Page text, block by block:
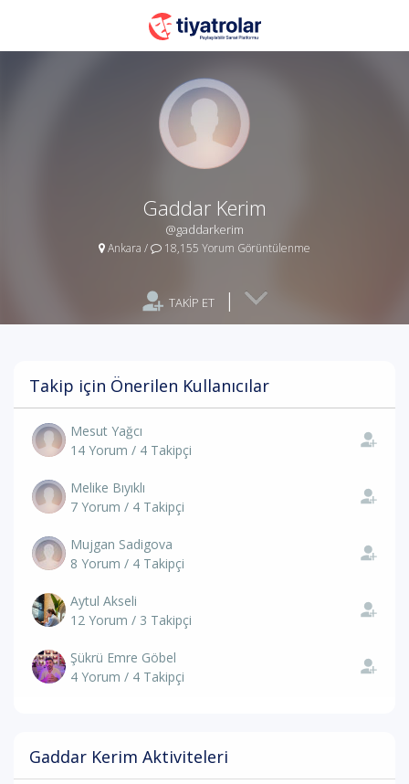
Gaddar Kerim
@gaddarkerim
Ankara / 18,155 Yorum Görüntülenme
TAKİP ET |
Takip için Önerilen Kullanıcılar
Mesut Yağcı
14 Yorum / 4 Takipçi
Melike Bıyıklı
7 Yorum / 4 Takipçi
Mujgan Sadigova
8 Yorum / 4 Takipçi
Aytul Akseli
12 Yorum / 3 Takipçi
Şükrü Emre Göbel
4 Yorum / 4 Takipçi
Gaddar Kerim Aktiviteleri